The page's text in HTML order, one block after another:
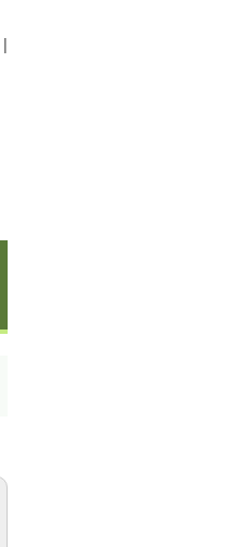
|